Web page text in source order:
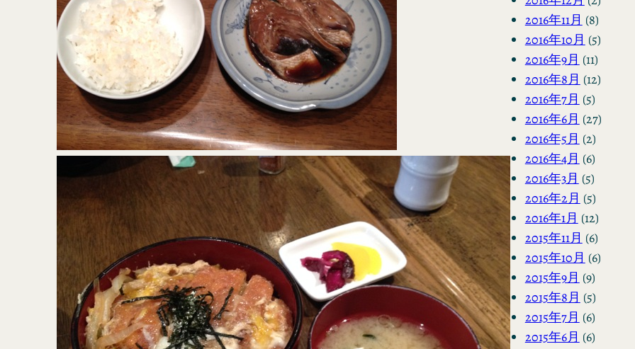
2016年11月 (8)
2016年10月 (5)
2016年9月 (11)
2016年8月 (12)
2016年7月 (5)
2016年6月 (27)
2016年5月 (2)
2016年4月 (6)
2016年3月 (5)
2016年2月 (5)
2016年1月 (12)
2015年11月 (6)
2015年10月 (6)
2015年9月 (9)
2015年8月 (5)
2015年7月 (6)
2015年6月 (6)